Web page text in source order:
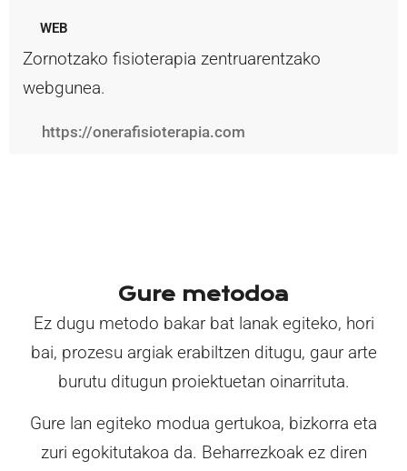
WEB
Zornotzako fisioterapia zentruarentzako
webgunea.
https://onerafisioterapia.com
Gure metodoa
Ez dugu metodo bakar bat lanak egiteko, hori
bai, prozesu argiak erabiltzen ditugu, gaur arte
burutu ditugun proiektuetan oinarrituta.
Gure lan egiteko modua gertukoa, bizkorra eta
zuri egokitutakoa da. Beharrezkoak ez diren